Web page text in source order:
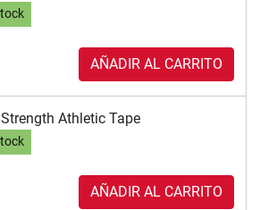
AÑADIR AL CARRITO
Athletic Tape
AÑADIR AL CARRITO